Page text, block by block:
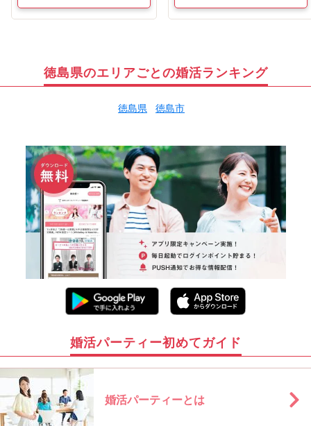
徳島県のエリアごとの婚活ランキング
徳島県 徳島市
婚活パーティー初めてガイド
婚活パーティーとは